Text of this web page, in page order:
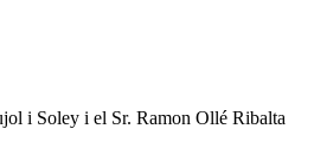
i Soley i el Sr. Ramon Ollé Ribalta